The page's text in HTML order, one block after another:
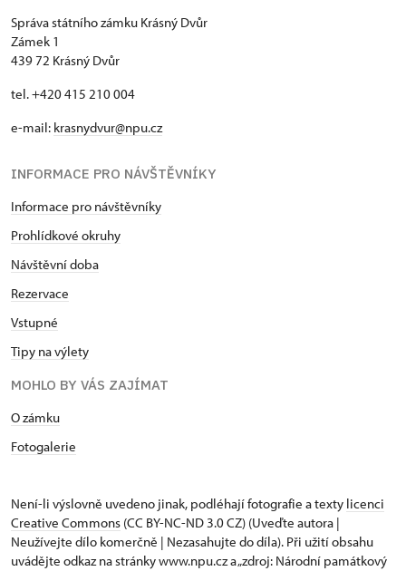
Správa státního zámku Krásný Dvůr
Zámek 1
439 72 Krásný Dvůr
tel. +420 415 210 004
e-mail: krasnydvur@npu.cz
INFORMACE PRO NÁVŠTĚVNÍKY
Informace pro návštěvníky
Prohlídkové okruhy
Návštěvní doba
Rezervace
Vstupné
Tipy na výlety
MOHLO BY VÁS ZAJÍMAT
O zámku
Fotogalerie
Není-li výslovně uvedeno jinak, podléhají fotografie a texty licenci
Creative Commons (CC BY-NC-ND 3.0 CZ) (Uveďte autora |
Neužívejte dílo komerčně | Nezasahujte do díla). Při užití obsahu
uvádějte odkaz na stránky www.npu.cz a „zdroj: Národní památkový